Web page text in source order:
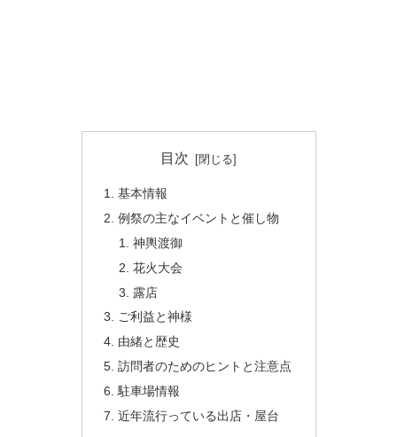
目次
基本情報
例祭の主なイベントと催し物
神輿渡御
花火大会
露店
ご利益と神様
由緒と歴史
訪問者のためのヒントと注意点
駐車場情報
近年流行っている出店・屋台